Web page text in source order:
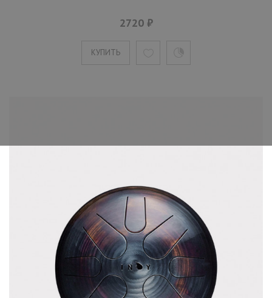
2720 ₽
КУПИТЬ